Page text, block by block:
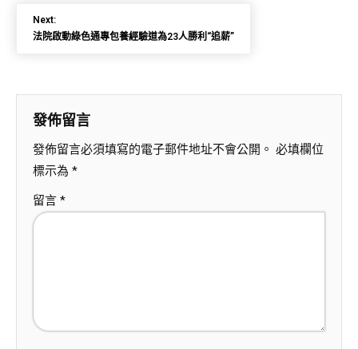
Next:
法院啟動綠色通專包養經驗道為23人勝利“追薪”
發佈留言
發佈留言必須填寫的電子郵件地址不會公開。 必填欄位
標示為 *
留言 *